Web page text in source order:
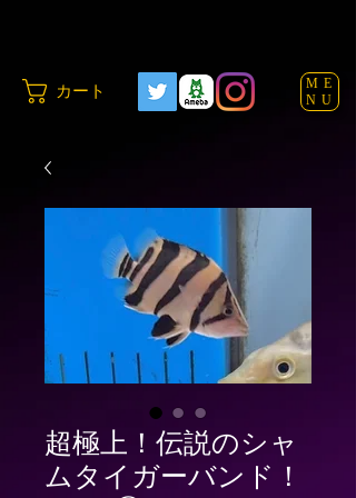
カート
ME
NU
超極上！伝説のシャ
ムタイガーバンド！